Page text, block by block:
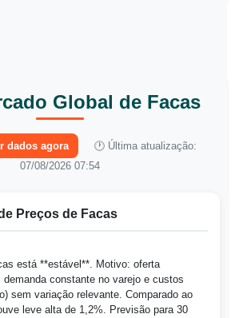
Global de Facas
dados agora
🕐 Última atualização:
07/08/2026 07:54
Preços de Facas
está **estável**. Motivo: oferta
demanda constante no varejo e custos
sem variação relevante. Comparado ao
leve alta de 1,2%. Previsão para 30